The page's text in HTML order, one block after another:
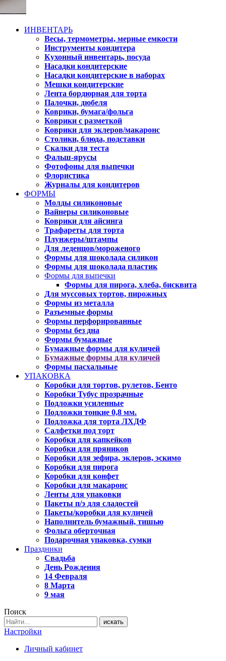
ИНВЕНТАРЬ
Весы, термометры, мерные емкости
Инструменты кондитера
Кухонный инвентарь, посуда
Насадки кондитерские
Насадки кондитерские в наборах
Мешки кондитерские
Лента бордюрная для торта
Палочки, дюбеля
Коврики, бумага/фольга
Коврики с разметкой
Коврики для эклеров/макаронс
Столики, блюда, подставки
Скалки для теста
Фальш-ярусы
Фотофоны для выпечки
Флористика
Журналы для кондитеров
ФОРМЫ
Молды силиконовые
Вайнеры силиконовые
Коврики для айсинга
Трафареты для торта
Плунжеры/штампы
Для леденцов/мороженого
Формы для шоколада силикон
Формы для шоколада пластик
Формы для выпечки
Формы для пирога, хлеба, бисквита
Для муссовых тортов, пирожных
Формы из металла
Разъемные формы
Формы перфорированные
Формы без дна
Формы бумажные
Бумажные формы для куличей
Бумажные формы для куличей
Формы пасхальные
УПАКОВКА
Коробки для тортов, рулетов, Бенто
Коробки Тубус прозрачные
Подложки усиленные
Подложки тонкие 0,8 мм.
Подложка для торта ЛХДФ
Салфетки под торт
Коробки для капкейков
Коробки для пряников
Коробки для зефира, эклеров, эскимо
Коробки для пирога
Коробки для конфет
Коробки для макаронс
Ленты для упаковки
Пакеты п/э для сладостей
Пакеты/коробки для куличей
Наполнитель бумажный, тишью
Фольга оберточная
Подарочная упаковка, сумки
Праздники
Свадьба
День Рождения
14 Февраля
8 Марта
9 мая
Поиск
искать
Настройки
Личный кабинет